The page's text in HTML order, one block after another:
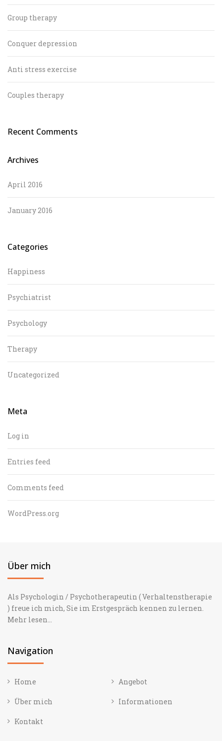
Group therapy
Conquer depression
Anti stress exercise
Couples therapy
Recent Comments
Archives
April 2016
January 2016
Categories
Happiness
Psychiatrist
Psychology
Therapy
Uncategorized
Meta
Log in
Entries feed
Comments feed
WordPress.org
Über mich
Als Psychologin / Psychotherapeutin ( Verhaltenstherapie
) freue ich mich, Sie im Erstgespräch kennen zu lernen.
Mehr lesen...
Navigation
Home Angebot
Über mich Informationen
Kontakt